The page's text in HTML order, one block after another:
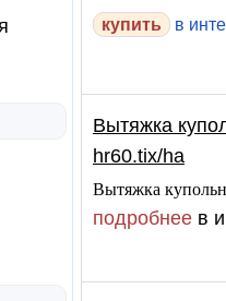
купить
в
Вытяжка
hr60.tix/ha
Вытяжка
подробнее в